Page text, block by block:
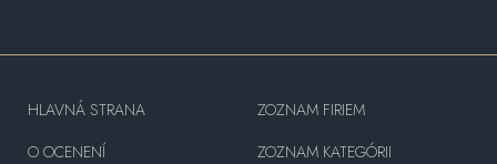
HLAVNÁ STRANA
O OCENENÍ
ZOZNAM FIRIEM
ZOZNAM KATEGÓRII